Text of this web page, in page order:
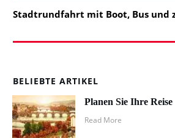
Stadtrundfahrt mit Boot, Bus und
BELIEBTE ARTIKEL
Planen Sie Ihre
Read More